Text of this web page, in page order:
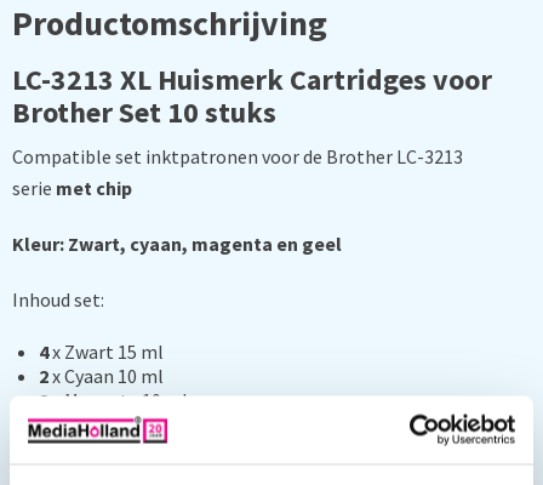
Productomschrijving
LC-3213 XL Huismerk Cartridges voor
Brother Set 10 stuks
Compatible set inktpatronen voor de Brother LC-3213
serie met chip
Kleur: Zwart, cyaan, magenta en geel
Inhoud set:
4x Zwart 15 ml
2x Cyaan 10 ml
2x Magenta 10 ml
2x Geel 10 ml